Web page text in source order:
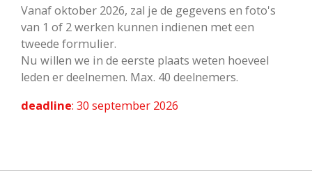
Vanaf oktober 2026, zal je de gegevens en foto's
van 1 of 2 werken kunnen indienen met een
tweede formulier.
Nu willen we in de eerste plaats weten hoeveel
leden er deelnemen. Max. 40 deelnemers.
deadline: 30 september 2026